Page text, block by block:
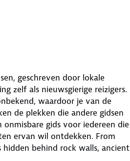
geschreven door lokale
zelf als nieuwsgierige reizigers.
waardoor je van de
de plekken die andere gidsen
gids voor iedereen die
ervan wil ontdekken. From
behind rock walls, ancient